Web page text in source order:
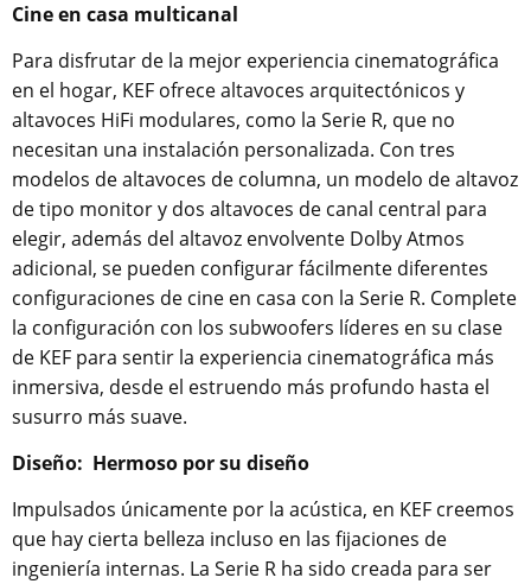
Cine en casa multicanal
Para disfrutar de la mejor experiencia cinematográfica
en el hogar, KEF ofrece altavoces arquitectónicos y
altavoces HiFi modulares, como la Serie R, que no
necesitan una instalación personalizada. Con tres
modelos de altavoces de columna, un modelo de altavoz
de tipo monitor y dos altavoces de canal central para
elegir, además del altavoz envolvente Dolby Atmos
adicional, se pueden configurar fácilmente diferentes
configuraciones de cine en casa con la Serie R. Complete
la configuración con los subwoofers líderes en su clase
de KEF para sentir la experiencia cinematográfica más
inmersiva, desde el estruendo más profundo hasta el
susurro más suave.
Diseño: Hermoso por su diseño
Impulsados ​​únicamente por la acústica, en KEF creemos
que hay cierta belleza incluso en las fijaciones de
ingeniería internas. La Serie R ha sido creada para ser